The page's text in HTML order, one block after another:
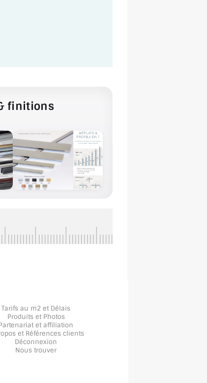
finitions
Tarifs au m2 et Délais
Produits et Photos
et affiliation
et Références clients
Déconnexion
Nous trouver